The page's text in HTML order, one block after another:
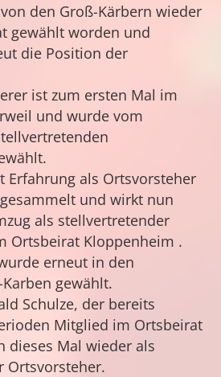
den Groß-Kärbern wieder
gewählt worden und
die Position der
ist zum ersten Mal im
und wurde vom
Erfahrung als Ortsvorsteher
und wirkt nun
als stellvertretender
Ortsbeirat Kloppenheim .
erneut in den
gewählt.
Schulze, der bereits
Mitglied im Ortsbeirat
dieses Mal wieder als
Ortsvorsteher.